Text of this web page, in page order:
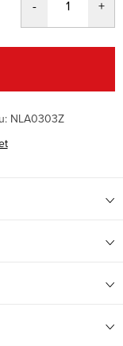
NLA0303Z